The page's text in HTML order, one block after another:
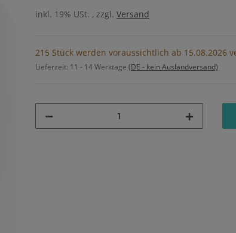
inkl. 19% USt. , zzgl. Versand
215 Stück werden voraussichtlich ab 15.08.2026
Lieferzeit: 11 - 14 Werktage (DE - kein Auslandversand)